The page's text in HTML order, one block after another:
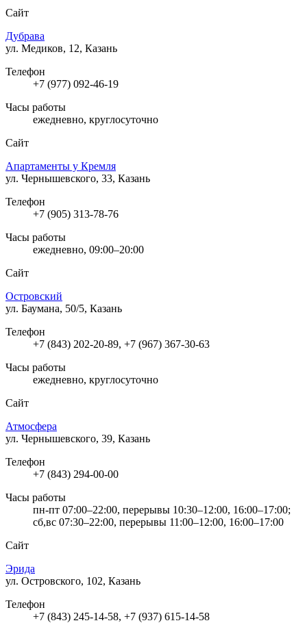
Сайт
Дубрава
ул. Медиков, 12, Казань
Телефон
+7 (977) 092-46-19
Часы работы
ежедневно, круглосуточно
Сайт
Апартаменты у Кремля
ул. Чернышевского, 33, Казань
Телефон
+7 (905) 313-78-76
Часы работы
ежедневно, 09:00–20:00
Сайт
Островский
ул. Баумана, 50/5, Казань
Телефон
+7 (843) 202-20-89, +7 (967) 367-30-63
Часы работы
ежедневно, круглосуточно
Сайт
Атмосфера
ул. Чернышевского, 39, Казань
Телефон
+7 (843) 294-00-00
Часы работы
пн-пт 07:00–22:00, перерывы 10:30–12:00, 16:00–17:00;
сб,вс 07:30–22:00, перерывы 11:00–12:00, 16:00–17:00
Сайт
Эрида
ул. Островского, 102, Казань
Телефон
+7 (843) 245-14-58, +7 (937) 615-14-58